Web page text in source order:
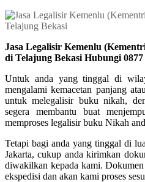
Jasa Legalisir Kemenlu
di Telajung Bekasi Hubungi 0877
Untuk anda yang tinggal di
mengalami kemacetan panjang
untuk melegalisir buku nikah,
segera membantu buat
memproses legalisir buku Nikah
Tetapi bagi anda yang tinggal di
Jakarta, cukup anda kirimkan
diwakilkan kepada kami.
ekspedisi dan akan kami proses